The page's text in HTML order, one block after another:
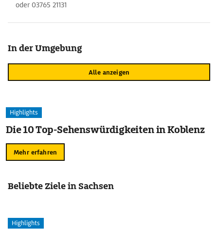
oder 03765 21131
In der Umgebung
Alle anzeigen
Highlights
Die 10 Top-Sehenswürdigkeiten in Koblenz
Mehr erfahren
Beliebte Ziele in Sachsen
Highlights